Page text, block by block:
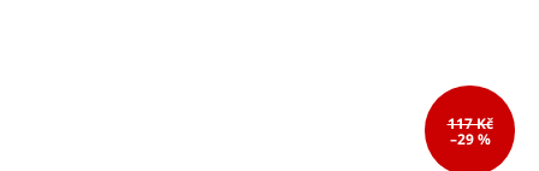
117 Kč
–29 %